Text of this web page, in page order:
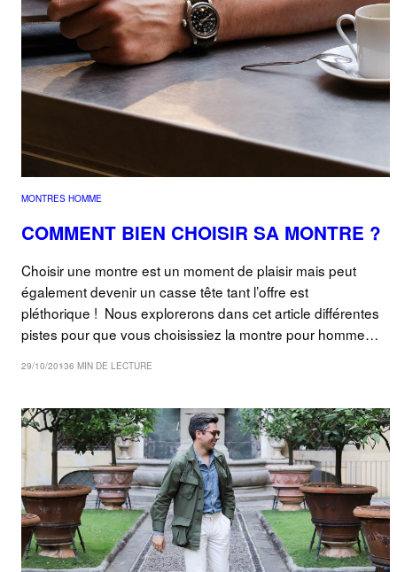
MONTRES HOMME
COMMENT BIEN CHOISIR SA MONTRE ?
Choisir une montre est un moment de plaisir mais peut
également devenir un casse tête tant l’offre est
pléthorique ! Nous explorerons dans cet article différentes
pistes pour que vous choisissiez la montre pour homme…
29/10/20136 MIN DE LECTURE